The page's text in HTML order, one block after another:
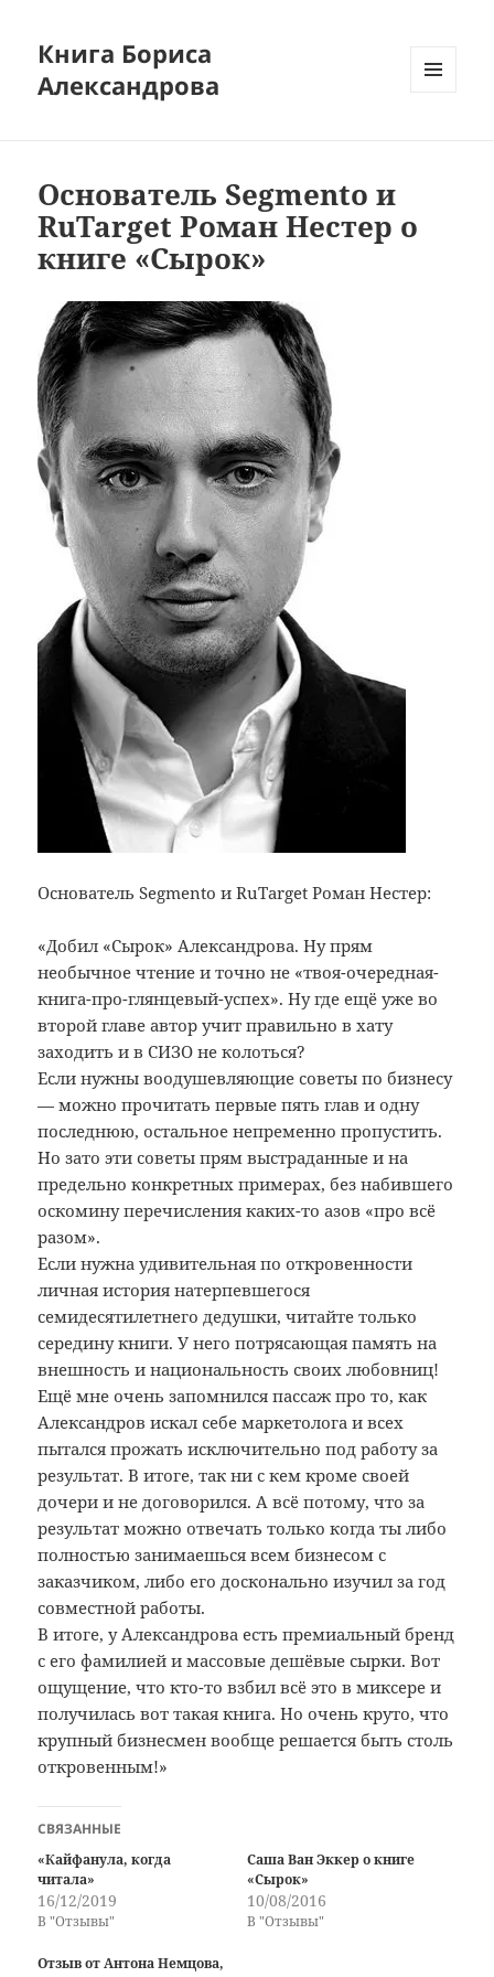
Книга Бориса
Александрова
Основатель Segmento и
RuTarget Роман Нестер о
книге «Сырок»
Основатель Segmento и RuTarget Роман Нестер:
«Добил «Сырок» Александрова. Ну прям
необычное чтение и точно не «твоя-очередная-
книга-про-глянцевый-успех». Ну где ещё уже во
второй главе автор учит правильно в хату
заходить и в СИЗО не колоться?
Если нужны воодушевляющие советы по бизнесу
— можно прочитать первые пять глав и одну
последнюю, остальное непременно пропустить.
Но зато эти советы прям выстраданные и на
предельно конкретных примерах, без набившего
оскомину перечисления каких-то азов «про всё
разом».
Если нужна удивительная по откровенности
личная история натерпевшегося
семидесятилетнего дедушки, читайте только
середину книги. У него потрясающая память на
внешность и национальность своих любовниц!
Ещё мне очень запомнился пассаж про то, как
Александров искал себе маркетолога и всех
пытался прожать исключительно под работу за
результат. В итоге, так ни с кем кроме своей
дочери и не договорился. А всё потому, что за
результат можно отвечать только когда ты либо
полностью занимаешься всем бизнесом с
заказчиком, либо его досконально изучил за год
совместной работы.
В итоге, у Александрова есть премиальный бренд
с его фамилией и массовые дешёвые сырки. Вот
ощущение, что кто-то взбил всё это в миксере и
получилась вот такая книга. Но очень круто, что
крупный бизнесмен вообще решается быть столь
откровенным!»
СВЯЗАННЫЕ
«Кайфанула, когда
читала»
16/12/2019
В "Отзывы"
Саша Ван Эккер о книге
«Сырок»
10/08/2016
В "Отзывы"
Отзыв от Антона Немцова,